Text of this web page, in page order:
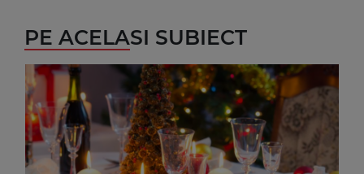
PE ACELASI SUBIECT